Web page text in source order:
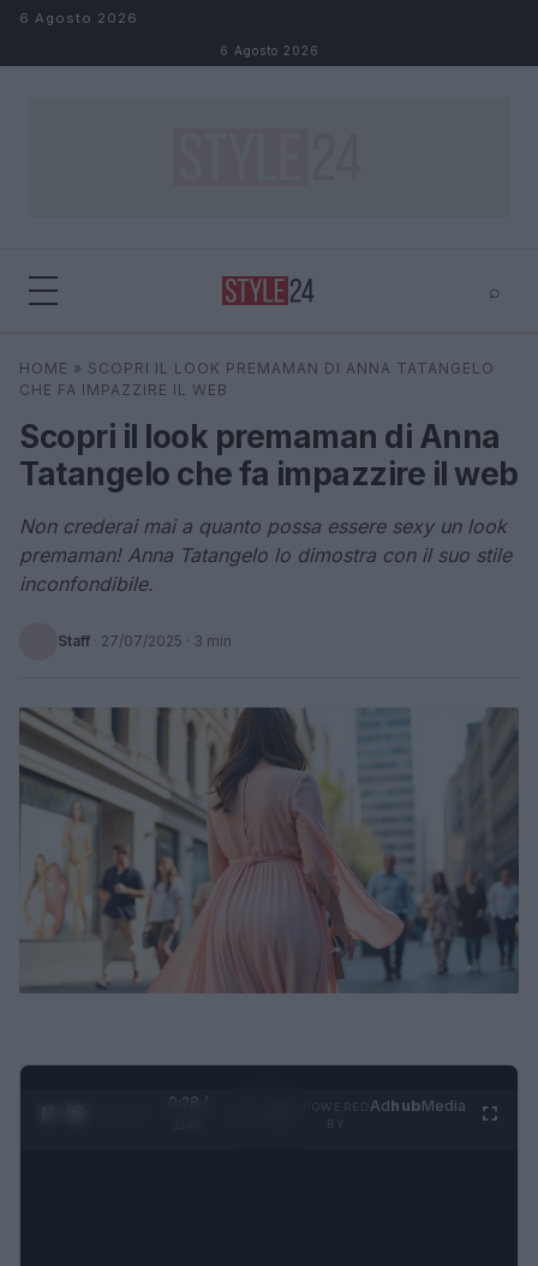
Salta al contenuto
6 Agosto 2026
6 Agosto 2026
⌕
Cerca ⌕ ×
HOME » SCOPRI IL LOOK PREMAMAN DI ANNA TATANGELO
CHE FA IMPAZZIRE IL WEB
Scopri il look premaman di Anna
Tatangelo che fa impazzire il web
Non crederai mai a quanto possa essere sexy un look
premaman! Anna Tatangelo lo dimostra con il suo stile
inconfondibile.
Staff · 27/07/2025 · 3 min
0:29 /
AdhubMedia